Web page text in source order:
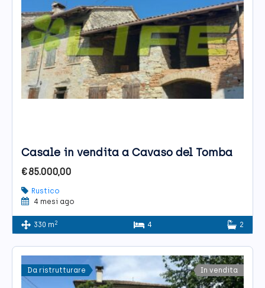
Casale in vendita a Cavaso del Tomba
€85.000,00
Rustico
4 mesi ago
330 m2 4 2
Da ristrutturare In vendita